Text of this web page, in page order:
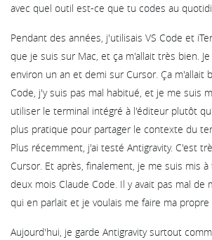
avec quel outil est-ce que tu codes au
Pendant des années, j'utilisais VS Code et
que je suis sur Mac, et ça m'allait très bien.
environ un an et demi sur Cursor. Ça m'allait
Code, j'y suis pas mal habitué, et je me suis
utiliser le terminal intégré à l'éditeur plutôt
plus pratique pour partager le contexte du
Plus récemment, j'ai testé Antigravity. C'est
Cursor. Et après, finalement, je me suis mis
deux mois Claude Code. Il y avait pas mal de
qui en parlait et je voulais me faire ma propre
Aujourd'hui, je garde Antigravity surtout